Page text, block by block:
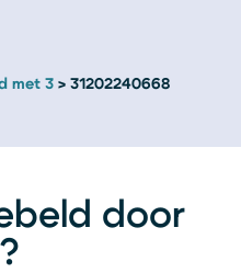
met 3 31202240668
door